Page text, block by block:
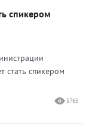
спикером
стать спикером
5765